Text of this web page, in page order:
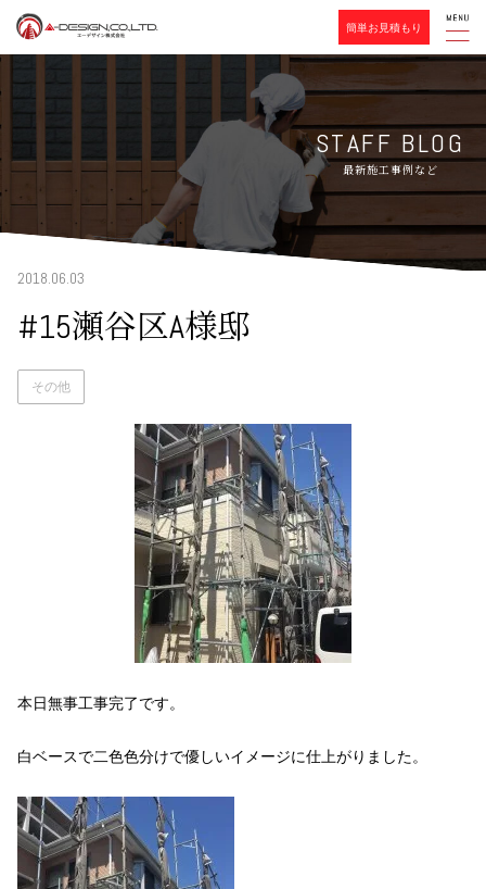
STAFF BLOG
最新施工事例など
2018.06.03
#15瀬谷区A様邸
その他
本日無事工事完了です。
白ベースで二色色分けで優しいイメージに仕上がりました。
簡単お見積もり